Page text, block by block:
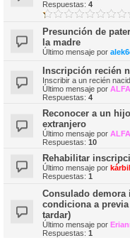
Respuestas: 4
Presunción de
la madre
Último mensaje por
Inscripción recién
Inscribir a un recién
Último mensaje por
Respuestas: 4
Reconocer a un
extranjero
Último mensaje por
Respuestas: 10
Rehabilitar
Último mensaje por
Respuestas: 1
Consulado
condiciona a
tardar)
Último mensaje por
Respuestas: 1